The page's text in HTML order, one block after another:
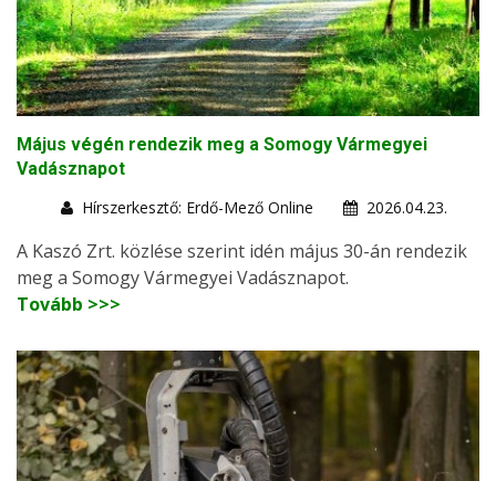
Május végén rendezik meg a Somogy Vármegyei
Vadásznapot
Hírszerkesztő: Erdő-Mező Online
2026.04.23.
A Kaszó Zrt. közlése szerint idén május 30-án rendezik
meg a Somogy Vármegyei Vadásznapot.
Tovább >>>